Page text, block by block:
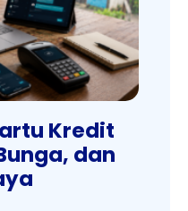
Kredit
dan